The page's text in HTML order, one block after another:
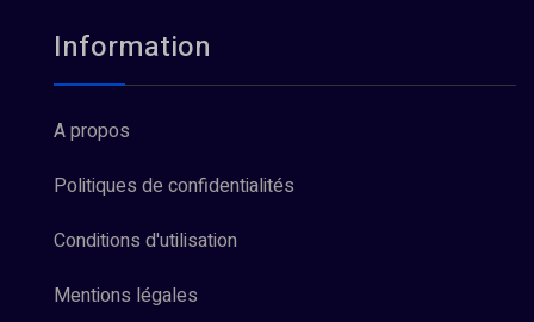
Information
A propos
Politiques de confidentialités
Conditions d'utilisation
Mentions légales